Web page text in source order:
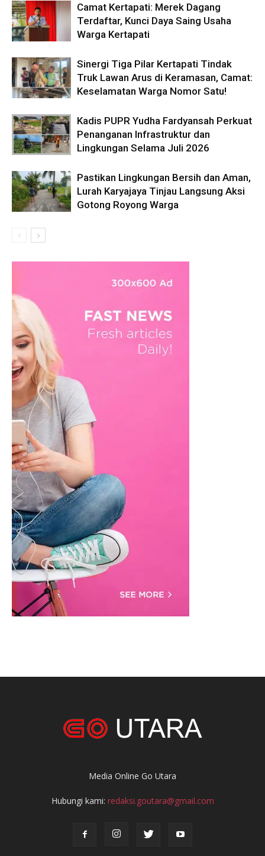
Camat Kertapati: Merek Dagang
Terdaftar, Kunci Daya Saing Usaha
Warga Kertapati
Sinergi Tiga Pilar Kertapati Tindak
Truk Lawan Arus di Keramasan, Camat:
Keselamatan Warga Nomor Satu!
Kadis PUPR Yudha Fardyansah Perkuat
Penanganan Infrastruktur dan
Lingkungan Selama Juli 2026
Pastikan Lingkungan Bersih dan Aman,
Lurah Karyajaya Tinjau Langsung Aksi
Gotong Royong Warga
Media Online Go Utara
Hubungi kami: redaksi.goutara@gmail.com